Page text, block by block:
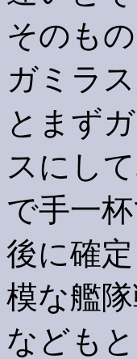
そのも
ガミラ
とまず
スにし
で手一
後に確
模な艦
なども